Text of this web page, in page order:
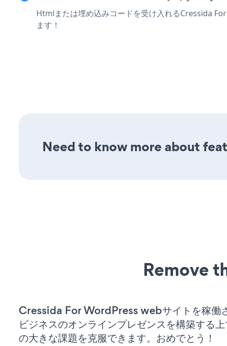
Htmlまたは埋め込みコードを受け入れるCressida
ます！
Need to know more about
Remove
Cressida For WordPress webサイトを稼働さ
ビジネスのオンラインプレゼンスを構築する
の大きな課題を克服できます。おめでとう！